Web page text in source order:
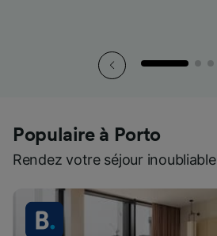
Populaire à Porto
Rendez votre séjour inoubliable